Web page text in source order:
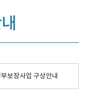
보장사업 구상안내